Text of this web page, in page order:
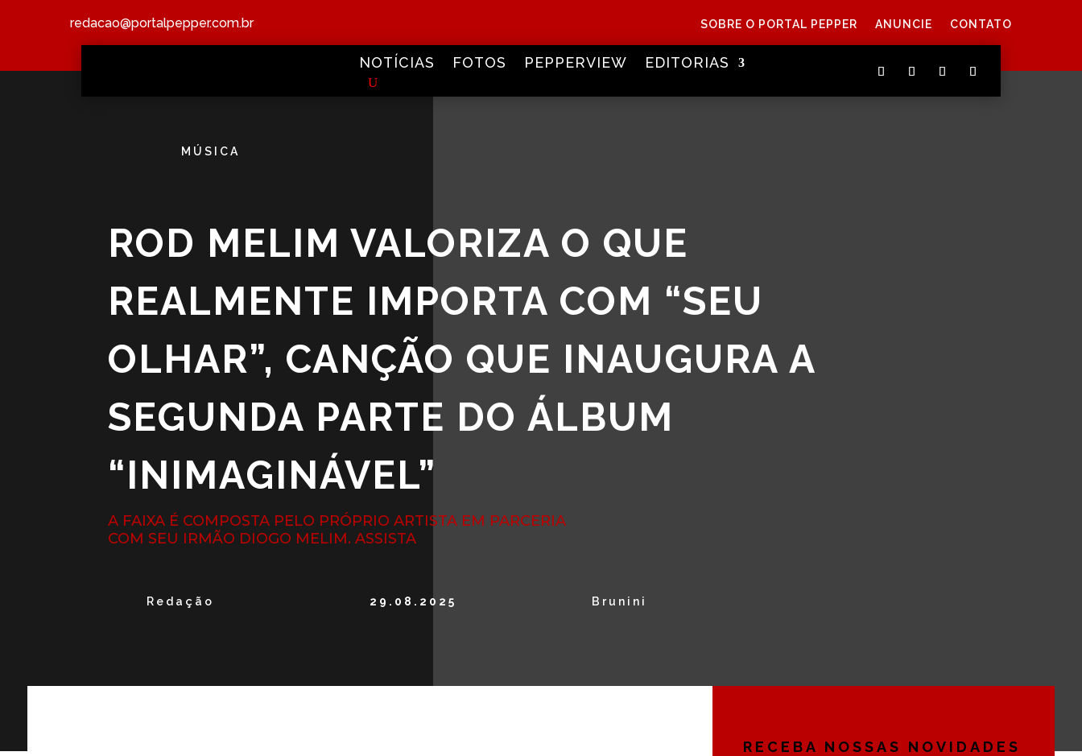
redacao@portalpepper.com.br SOBRE O PORTAL PEPPER ANUNCIE CONTATO
NOTÍCIAS FOTOS PEPPERVIEW EDITORIAS
MÚSICA
ROD MELIM VALORIZA O QUE
REALMENTE IMPORTA COM “SEU
OLHAR”, CANÇÃO QUE INAUGURA A
SEGUNDA PARTE DO ÁLBUM
“INIMAGINÁVEL”
A FAIXA É COMPOSTA PELO PRÓPRIO ARTISTA EM PARCERIA
COM SEU IRMÃO DIOGO MELIM. ASSISTA
Redação 29.08.2025 Brunini
RECEBA NOSSAS NOVIDADES